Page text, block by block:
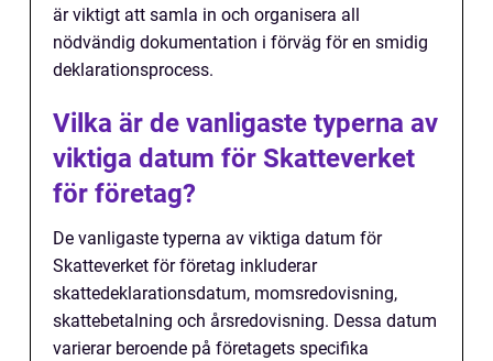
är viktigt att samla in och organisera all
nödvändig dokumentation i förväg för en smidig
deklarationsprocess.
Vilka är de vanligaste typerna av
viktiga datum för Skatteverket
för företag?
De vanligaste typerna av viktiga datum för
Skatteverket för företag inkluderar
skattedeklarationsdatum, momsredovisning,
skattebetalning och årsredovisning. Dessa datum
varierar beroende på företagets specifika